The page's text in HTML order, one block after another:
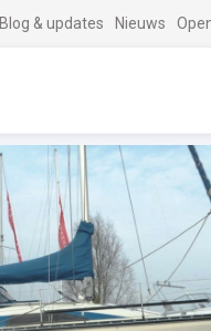
Blog & updates Nieuws